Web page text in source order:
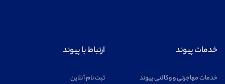
خدمات پیوند
خدمات مهاجرتی و وکالتی پیوند
ارتباط با پیوند
ثبت نام آنلاین